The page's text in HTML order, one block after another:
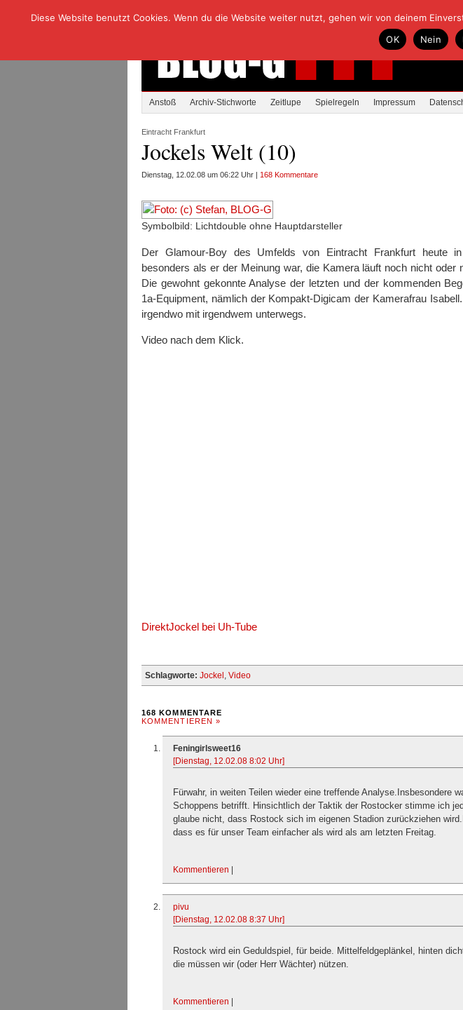
Anstoß Archiv-Stichworte Zeitlupe Spielregeln Impressum
Eintracht Frankfurt
Jockels Welt (10)
Dienstag, 12.02.08 um 06:22 Uhr | 168 Kommentare
Symbolbild: Lichtdouble ohne Hauptdarsteller
Der Glamour-Boy des Umfelds von Eintracht Frankfurt heute
besonders als er der Meinung war, die Kamera läuft noch nicht oder
Die gewohnt gekonnte Analyse der letzten und der kommenden
1a-Equipment, nämlich der Kompakt-Digicam der Kamerafrau
irgendwo mit irgendwem unterwegs.
Video nach dem Klick.
DirektJockel bei Uh-Tube
Schlagworte: Jockel , Video
168 KOMMENTARE
KOMMENTIEREN »
Feningirlsweet16
[Dienstag, 12.02.08 8:02 Uhr]
Fürwahr, in weiten Teilen wieder eine treffende Analyse.Insbesondere
Schoppens betrifft. Hinsichtlich der Taktik der Rostocker stimme ich
glaube nicht, dass Rostock sich im eigenen Stadion zurückziehen
dass es für unser Team einfacher als wird als am letzten Freitag.
Kommentieren
pivu
[Dienstag, 12.02.08 8:37 Uhr]
Rostock wird ein Geduldspiel, für beide. Mittelfeldgeplänkel, hinten
die müssen wir (oder Herr Wächter) nützen.
Kommentieren
Diese Website benutzt Cookies. Wenn du die Website weiter nutzt, gehen wir von deinem
OK
Nein